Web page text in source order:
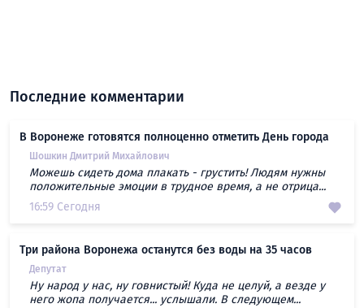
Последние комментарии
В Воронеже готовятся полноценно отметить День города
Шошкин Дмитрий Михайлович
Можешь сидеть дома плакать - грустить! Людям нужны
положительные эмоции в трудное время, а не отрица...
16:59 Сегодня
Три района Воронежа останутся без воды на 35 часов
Депутат
Ну народ у нас, ну говнистый! Куда не целуй, а везде у
него жопа получается... услышали. В следующем...